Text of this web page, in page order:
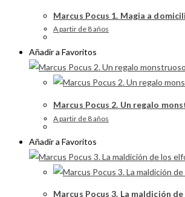
Marcus Pocus 1. Magia a
A partir de 8 años
Añadir a Favoritos
Marcus Pocus 2. Un regalo
A partir de 8 años
Añadir a Favoritos
Marcus Pocus 3. La maldición